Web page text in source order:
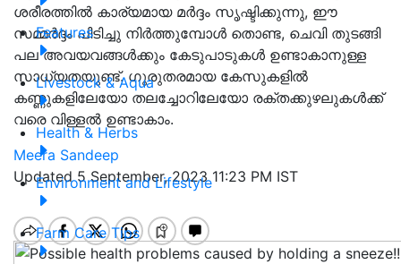
Features
Livestock & Aqua
Health & Herbs
Environment and Lifestyle
Farm Care Tips
ശരീരത്തിൽ കാര്യമായ മർദ്ദം സൃഷ്ടിക്കുന്നു, ഈ
സമ്മർദ്ദം പിടിച്ചു നിർത്തുമ്പോൾ തൊണ്ട, ചെവി തുടങ്ങി
പല അവയവങ്ങൾക്കും കേടുപാടുകൾ ഉണ്ടാകാനുള്ള
സാധ്യതയുണ്ട്. ഗുരുതരമായ കേസുകളിൽ
കണ്ണുകളിലേയോ തലച്ചോറിലേയോ രക്തക്കുഴലുകൾക്ക്
വരെ വിള്ളൽ ഉണ്ടാകാം.
Meera Sandeep
Updated 5 September, 2023 11:23 PM IST